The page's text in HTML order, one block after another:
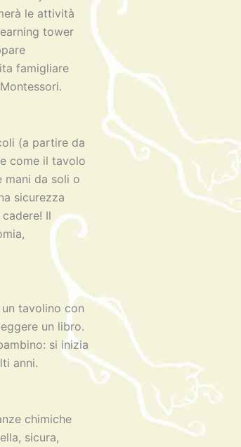
le attività
tower
famigliare
(a partire da
come il tavolo
mani da soli o
sicurezza
Il
tavolino con
un libro.
si inizia
anni.
chimiche
sicura,